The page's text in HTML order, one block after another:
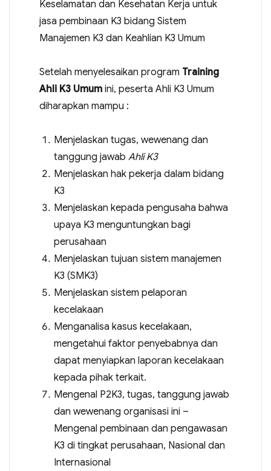
Keselamatan dan Kesehatan Kerja untuk
jasa pembinaan K3 bidang Sistem
Manajemen K3 dan Keahlian K3 Umum
Setelah menyelesaikan program Training
Ahli K3 Umumini, peserta Ahli K3 Umum
diharapkan mampu :
Menjelaskan tugas, wewenang dan
tanggung jawab Ahli K3
Menjelaskan hak pekerja dalam bidang
K3
Menjelaskan kepada pengusaha bahwa
upaya K3 menguntungkan bagi
perusahaan
Menjelaskan tujuan sistem manajemen
K3 (SMK3)
Menjelaskan sistem pelaporan
kecelakaan
Menganalisa kasus kecelakaan,
mengetahui faktor penyebabnya dan
dapat menyiapkan laporan kecelakaan
kepada pihak terkait.
Mengenal P2K3, tugas, tanggung jawab
dan wewenang organisasi ini –
Mengenal pembinaan dan pengawasan
K3 di tingkat perusahaan, Nasional dan
Internasional